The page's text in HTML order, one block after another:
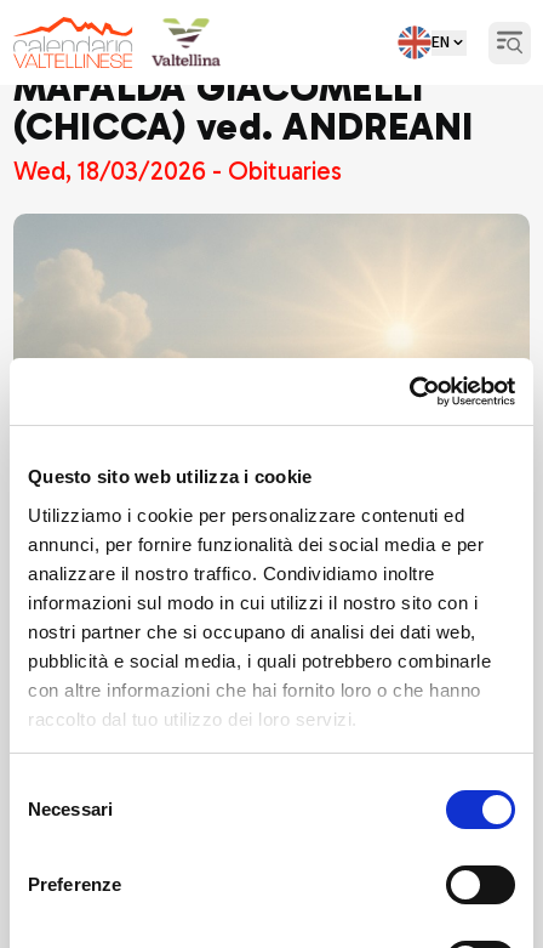
Questo sito web utilizza i cookie
Utilizziamo i cookie per personalizzare contenuti ed
annunci, per fornire funzionalità dei social media e per
analizzare il nostro traffico. Condividiamo inoltre
informazioni sul modo in cui utilizzi il nostro sito con i
nostri partner che si occupano di analisi dei dati web,
pubblicità e social media, i quali potrebbero combinarle
con altre informazioni che hai fornito loro o che hanno
raccolto dal tuo utilizzo dei loro servizi.
delNecessari
Preferenze
EN
MAFALDA GIACOMELLI
(CHICCA) ved. ANDREANI
Wed, 18/03/2026 - Obituaries
Piantedo Obituaries